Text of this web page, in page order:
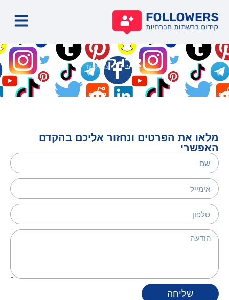
צרו קשר
דף הבית » צרו קשר
מלאו את הפרטים ונחזור אליכם בהקדם
האפשרי
שליחה